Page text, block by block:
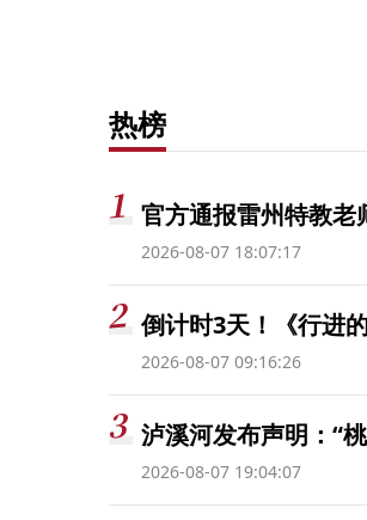
热榜
官方通报雷州特教老
2026-08-07 18:07:17
倒计时3天！《行进
2026-08-07 09:16:26
泸溪河发布声明：“
2026-08-07 19:04:07